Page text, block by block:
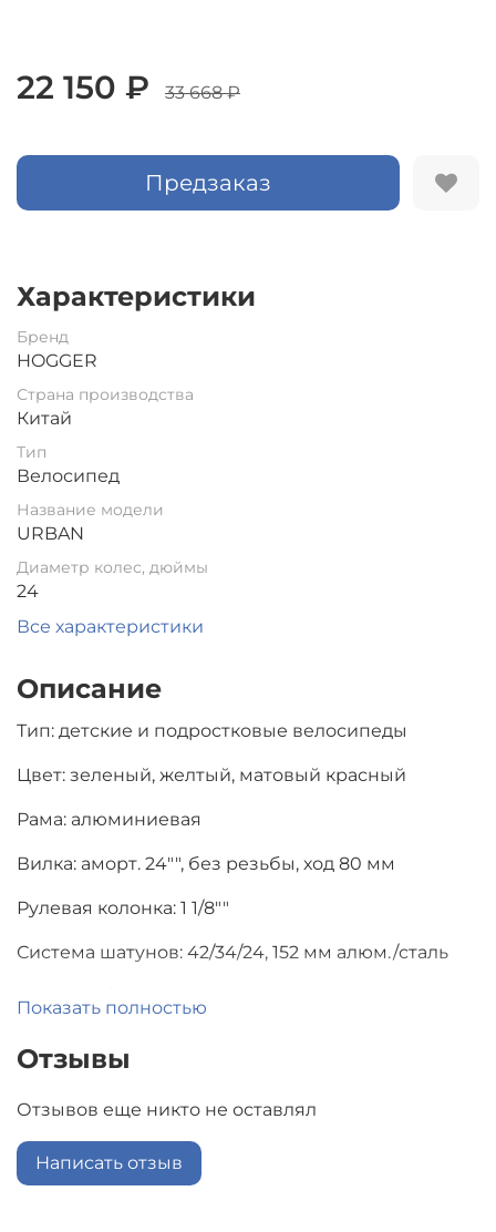
22 150 ₽ 33 668 ₽
Предзаказ
Характеристики
Бренд
HOGGER
Страна производства
Китай
Тип
Велосипед
Название модели
URBAN
Диаметр колес, дюймы
24
Все характеристики
Описание
Тип: детские и подростковые велосипеды
Цвет: зеленый, желтый, матовый красный
Рама: алюминиевая
Вилка: аморт. 24"", без резьбы, ход 80 мм
Рулевая колонка: 1 1/8""
Система шатунов: 42/34/24, 152 мм алюм./сталь
Педали: 9/16"", пластик
Тормоза: дисковые механические, роторы 160 мм
Показать полностью
Отзывы
Отзывов еще никто не оставлял
Написать отзыв